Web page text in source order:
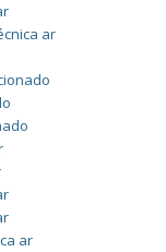
ar
ar